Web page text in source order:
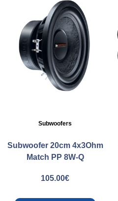
Subwoofers
Subwoofer 20cm 4x3Ohm
Match PP 8W-Q
105.00€